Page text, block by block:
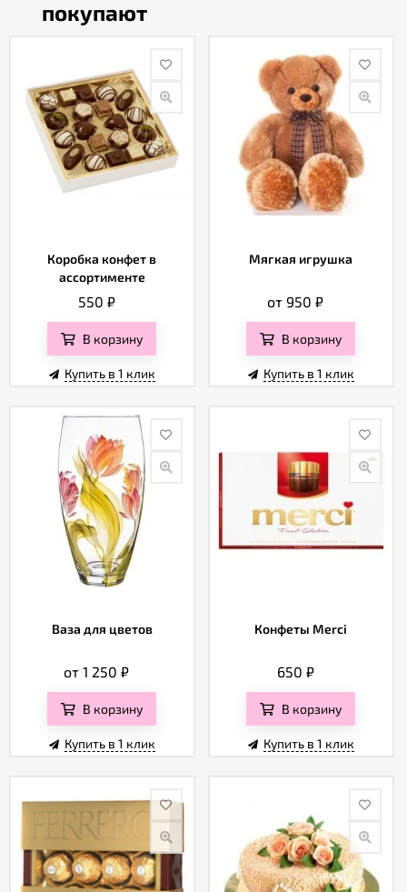
покупают
Коробка конфет в
ассортименте
550 ₽
В корзину
Купить в 1 клик
Мягкая игрушка
от 950₽
В корзину
Купить в 1 клик
Ваза для цветов
от 1 250₽
В корзину
Купить в 1 клик
Конфеты Merci
650 ₽
В корзину
Купить в 1 клик